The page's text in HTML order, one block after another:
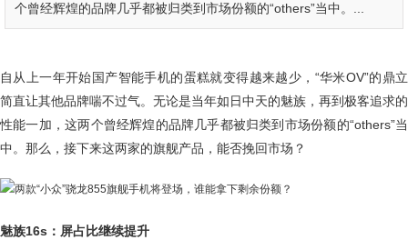
个曾经辉煌的品牌几乎都被归类到市场份额的“others”当中。...
自从上一年开始国产智能手机的蛋糕就变得越来越少，“华米OV”的鼎立
简直让其他品牌喘不过气。无论是当年如日中天的魅族，再到极客追求的
性能一加，这两个曾经辉煌的品牌几乎都被归类到市场份额的“others”当
中。那么，接下来这两家的旗舰产品，能否挽回市场？
魅族16s：屏占比继续提升